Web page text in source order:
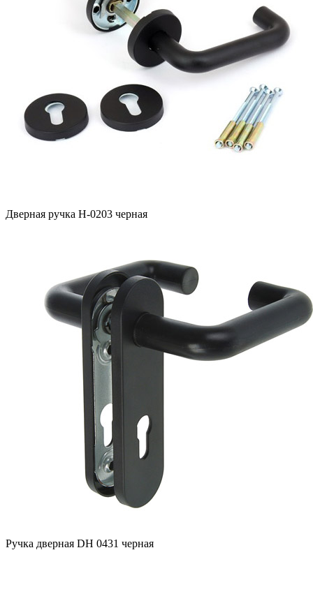
Дверная ручка H-0203 черная
Ручка дверная DH 0431 черная